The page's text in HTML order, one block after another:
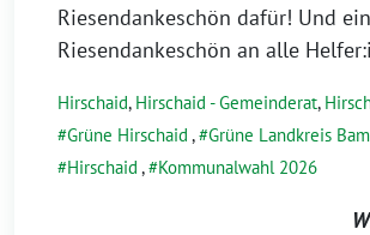
Riesendankeschön dafür! Und ein
Riesendankeschön an alle
Hirschaid, Hirschaid - Gemeinderat,
Grüne Hirschaid , Grüne Landkreis
Hirschaid , Kommunalwahl 2026